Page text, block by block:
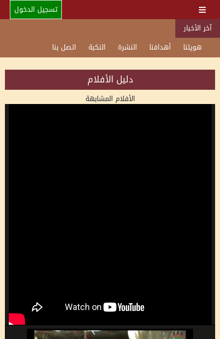
تسجيل الدخول
آخر الأخبار
هويتنا
أهدافنا النشرة النكبة اتصل بنا
دليل الأفلام
الأفلام المشابهة